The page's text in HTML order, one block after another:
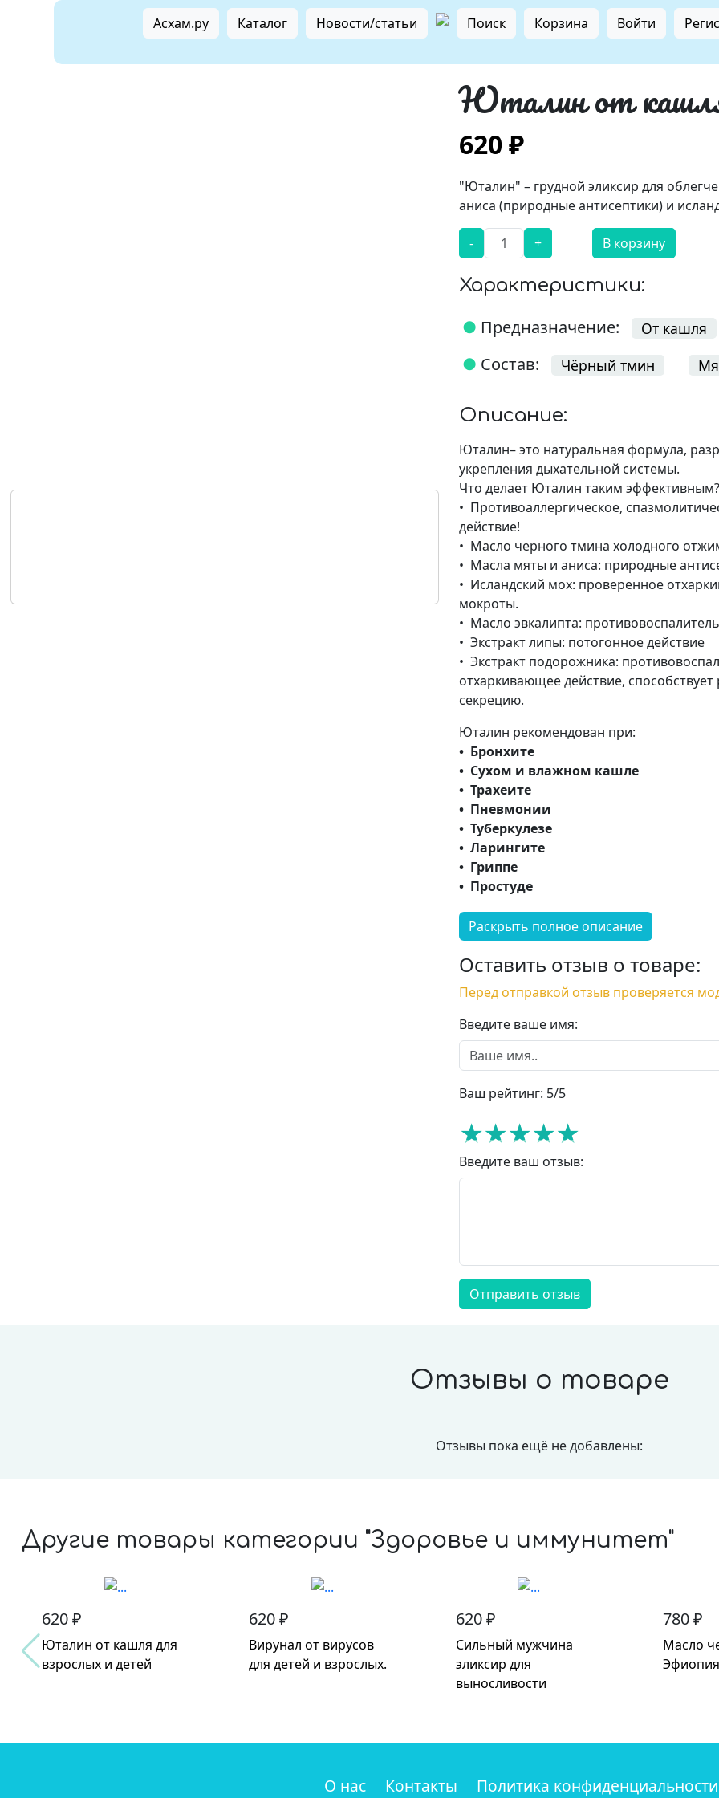
Асхам.ру Каталог Новости/статьи Поиск Корзина Войти
Юталин от
620 ₽
"Юталин" – грудной эликсир для
аниса (природные антисептики) и
- + В корзину
Характеристики:
● Предназначение: От кашля
● Состав: Чёрный тмин
Описание:
Юталин– это натуральная формула,
укрепления дыхательной системы.
Что делает Юталин таким эффективным?
• Противоаллергическое,
действие!
• Масло черного тмина холодного
• Масла мяты и аниса: природные
• Исландский мох: проверенное
мокроты.
• Масло эвкалипта:
• Экстракт липы: потогонное действие
• Экстракт подорожника:
отхаркивающее действие,
секрецию.
Юталин рекомендован при:
• Бронхите
• Сухом и влажном кашле
• Трахеите
• Пневмонии
• Туберкулезе
• Ларингите
• Гриппе
• Простуде
Раскрыть полное описание
Оставить отзыв о товаре:
Перед отправкой отзыв проверяется
Введите ваше имя:
Ваш рейтинг: 5/5
Введите ваш отзыв:
Отправить отзыв
Отзывы о товаре
Отзывы пока ещё не добавлены:
Другие товары категории "Здоровье и иммунитет"
620 ₽
Юталин от кашля для
взрослых и детей
620 ₽
Вирунал от вирусов
для детей и взрослых.
620 ₽
Сильный мужчина
эликсир для
выносливости
780 ₽
Масло
О нас Контакты
Политика конфиденциальности